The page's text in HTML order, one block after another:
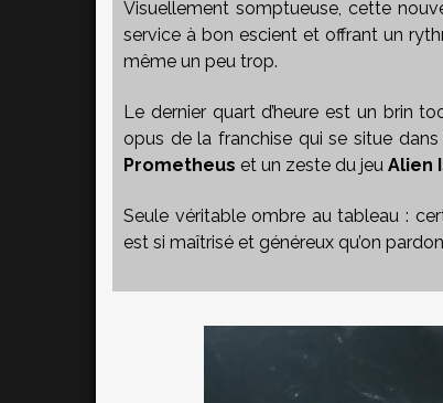
Visuellement somptueuse, cette
service à bon escient et offrant un
même un peu trop.
Le dernier quart d’heure est un brin
opus de la franchise qui se situe dans
Prometheus et un zeste du jeu Alien
Seule véritable ombre au tableau :
est si maîtrisé et généreux qu’on